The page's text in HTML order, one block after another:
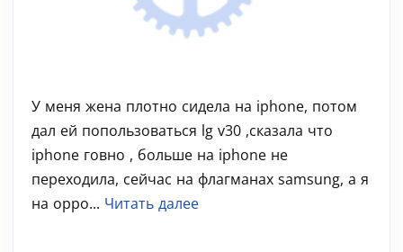
У меня жена плотно сидела на iphone, потом
дал ей попользоваться lg v30 ,сказала что
iphone говно , больше на iphone не
переходила, сейчас на флагманах samsung, а я
на oppo... Читать далее